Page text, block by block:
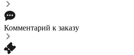
Комментарий к заказу